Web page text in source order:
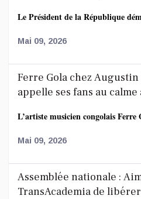
Le Président de la République
Mai 09, 2026
Ferre Gola chez Augustin
appelle ses fans au
L’artiste musicien congolais Ferre
Mai 09, 2026
Assemblée nationale :
TransAcademia de